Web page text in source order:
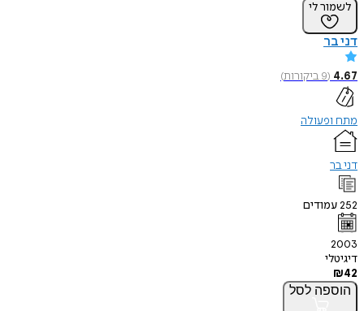
לשמור לי
דני בר
4.67
(
9ביקורות)
מתח ופעולה
דני בר
252עמודים
2003
דיגיטלי
₪42
הוספה לסל